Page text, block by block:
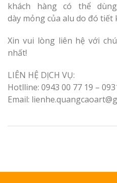
khách hàng có thể
dày mỏng của alu do đó tiết
Xin vui lòng liên hệ với
nhất!
LIÊN HỆ DỊCH VỤ:
Hotlline: 0943 00 77 19 –
Email: